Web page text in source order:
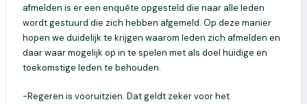
afmelden is er een enquête opgesteld die naar alle leden
wordt gestuurd die zich hebben afgemeld. Op deze manier
hopen we duidelijk te krijgen waarom leden zich afmelden en
daar waar mogelijk op in te spelen met als doel huidige en
toekomstige leden te behouden.
-Regeren is vooruitzien. Dat geldt zeker voor het